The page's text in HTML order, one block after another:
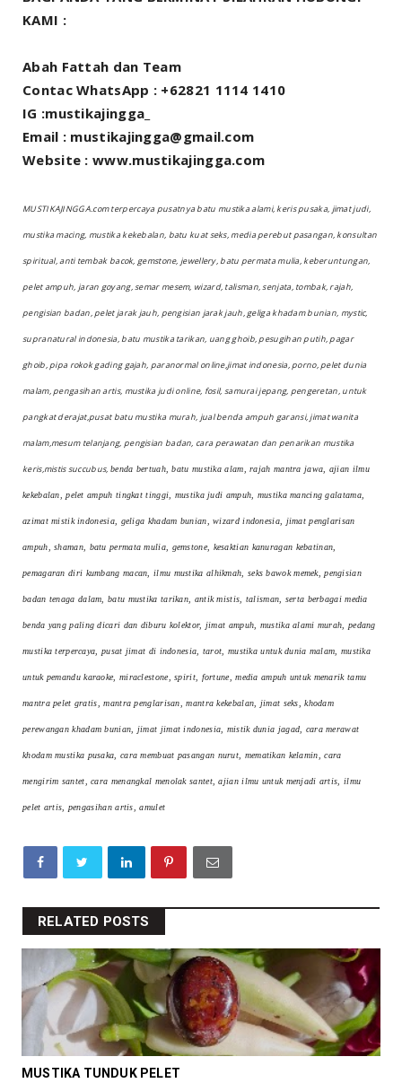
KAMI :
Abah Fattah dan Team
Contac WhatsApp : +62821 1114 1410
IG :mustikajingga_
Email : mustikajingga@gmail.com
Website : www.mustikajingga.com
MUSTIKAJINGGA.com terpercaya pusatnya batu mustika alami, keris pusaka, jimat judi,
mustika macing, mustika kekebalan, batu kuat seks, media perebut pasangan, konsultan
spiritual, anti tembak bacok, gemstone, jewellery, batu permata mulia, keberuntungan,
pelet ampuh, jaran goyang, semar mesem, wizard, talisman, senjata, tombak, rajah,
pengisian badan, pelet jarak jauh, pengisian jarak jauh, geliga khadam bunian, mystic,
supranatural indonesia, batu mustika tarikan, uang ghoib, pesugihan putih, pagar
ghoib, pipa rokok gading gajah, paranormal online,jimat indonesia, porno, pelet dunia
malam, pengasihan artis, mustika judi online, fosil, samurai jepang, pengeretan, untuk
pangkat derajat,pusat batu mustika murah, jual benda ampuh garansi, jimat wanita
malam,mesum telanjang, pengisian badan, cara perawatan dan penarikan mustika
keris,mistis succubus, benda bertuah, batu mustika alam, rajah mantra jawa, ajian ilmu
kekebalan, pelet ampuh tingkat tinggi, mustika judi ampuh, mustika mancing galatama,
azimat mistik indonesia, geliga khadam bunian, wizard indonesia, jimat penglarisan
ampuh, shaman, batu permata mulia, gemstone, kesaktian kanuragan kebatinan,
pemagaran diri kumbang macan, ilmu mustika alhikmah, seks bawok memek, pengisian
badan tenaga dalam, batu mustika tarikan, antik mistis, talisman, serta berbagai media
benda yang paling dicari dan diburu kolektor, jimat ampuh, mustika alami murah, pedang
mustika terpercaya, pusat jimat di indonesia, tarot, mustika untuk dunia malam, mustika
untuk pemandu karaoke, miraclestone, spirit, fortune, media ampuh untuk menarik tamu
mantra pelet gratis, mantra penglarisan, mantra kekebalan, jimat seks, khodam
perewangan khadam bunian, jimat jimat indonesia, mistik dunia jagad, cara merawat
khodam mustika pusaka, cara membuat pasangan nurut, mematikan kelamin, cara
mengirim santet, cara menangkal menolak santet, ajian ilmu untuk menjadi artis, ilmu
pelet artis, pengasihan artis, amulet
RELATED POSTS
MUSTIKA TUNDUK PELET